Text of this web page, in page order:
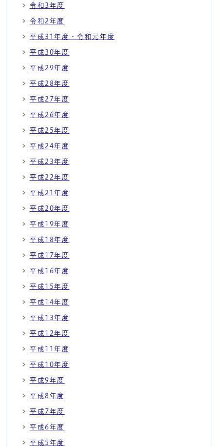
令和3年度
令和2年度
平成31年度・令和元年度
平成30年度
平成29年度
平成28年度
平成27年度
平成26年度
平成25年度
平成24年度
平成23年度
平成22年度
平成21年度
平成20年度
平成19年度
平成18年度
平成17年度
平成16年度
平成15年度
平成14年度
平成13年度
平成12年度
平成11年度
平成10年度
平成9年度
平成8年度
平成7年度
平成6年度
平成5年度